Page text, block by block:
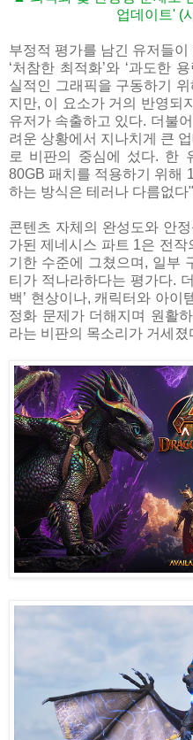
업데이트' (
부정적 평가를 남긴 유저들
‘처참한 최적화’와 ‘과도한
실적인 그래픽을 구동하기
지만, 이 요소가 거의 반영되
유저가 속출하고 있다. 더불
려운 상황에서 지나치게 큰
로 비판의 중심에 섰다. 한
80GB 패치를 적용하기 위해
하는 방식은 테러나 다름없
콘텐츠 자체의 완성도와 안
가된 제네시스 파트 1은 전
기한 수준에 그쳤으며, 일부
티가 적나라하다는 평가다.
백’ 현상이나, 캐릭터와 아이
정화 문제가 더해지며 원활
라는 비판의 목소리가 거세졌